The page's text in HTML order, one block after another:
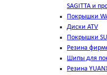
SAGITTA и
Покрышки
Диски ATV
Покрышки
Резина
Шипы для
Резина